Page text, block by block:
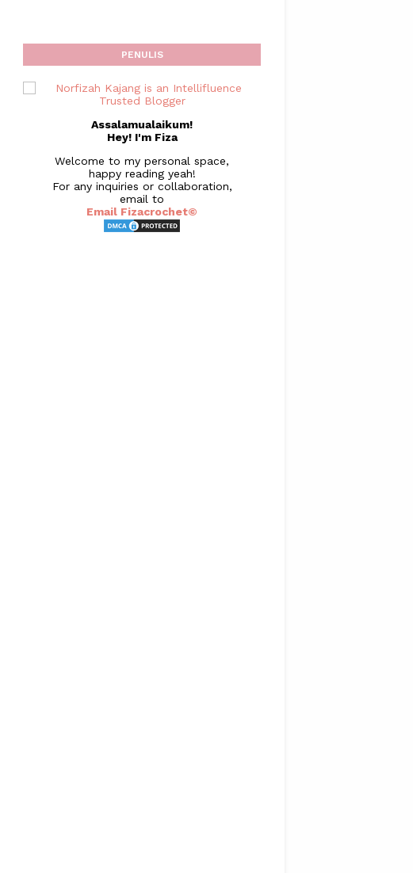
PENULIS
Assalamualaikum!
Hey! I'm Fiza
Welcome to my personal space,
happy reading yeah!
For any inquiries or collaboration,
email to
Email Fizacrochet©